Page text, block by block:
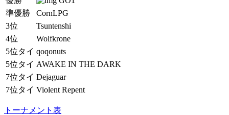
準優勝
CornLPG
3位
Tsuntenshi
4位
Wolfkrone
5位タイ qoqonuts
5位タイ AWAKE IN THE DARK
7位タイ Dejaguar
7位タイ Violent Repent
トーナメント表